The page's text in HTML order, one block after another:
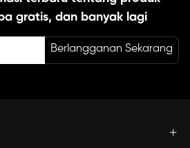
gratis, dan banyak lagi
Berlangganan Sekarang